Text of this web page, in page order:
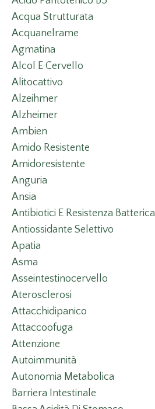
Acqua Strutturata
Acquanelrame
Agmatina
Alcol E Cervello
Alitocattivo
Alzeihmer
Alzheimer
Ambien
Amido Resistente
Amidoresistente
Anguria
Ansia
Antibiotici E Resistenza Batterica
Antiossidante Selettivo
Apatia
Asma
Asseintestinocervello
Aterosclerosi
Attacchidipanico
Attaccoofuga
Attenzione
Autoimmunità
Autonomia Metabolica
Barriera Intestinale